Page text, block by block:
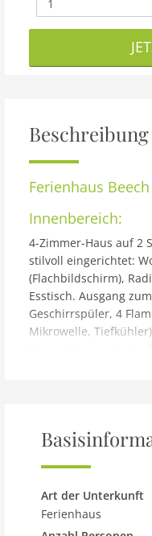
Beschreibung
Ferienhaus Beech
Innenbereich:
4-Zimmer-Haus auf 2
stilvoll eingerichtet:
(Flachbildschirm),
Esstisch. Ausgang
Geschirrspüler, 4
Mikrowelle,
Terrassenmöbel. Zur
TV nur EN. HI-50076-F
Gebäude und
angebaut. Am
Inverness, ruhige
Art der Unterkunft
Ferienhaus